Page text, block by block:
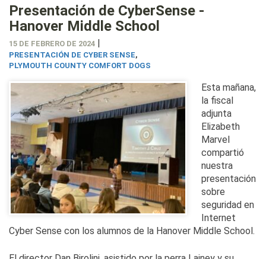
Presentación de CyberSense -
Hanover Middle School
15 DE FEBRERO DE 2024 |
PRESENTACIÓN DE CYBER SENSE,
PLYMOUTH COUNTY COMFORT DOGS
Esta mañana,
la fiscal
adjunta
Elizabeth
Marvel
compartió
nuestra
presentación
sobre
seguridad en
Internet
Cyber Sense con los alumnos de la Hanover Middle School.